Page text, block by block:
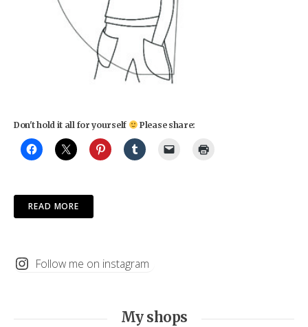
Don't hold it all for yourself Please share:
READ MORE
Follow me on instagram
My shops